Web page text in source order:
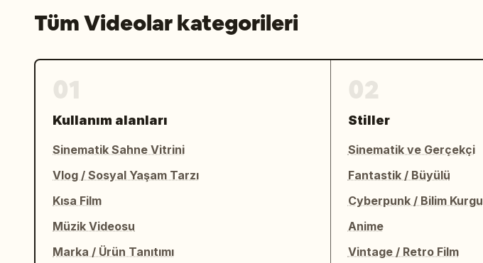
Tüm Videolar kategorileri
Kullanım alanları
Sinematik Sahne Vitrini
Vlog / Sosyal Yaşam Tarzı
Kısa Film
Müzik Videosu
Marka / Ürün Tanıtımı
Stiller
Sinematik ve Gerçekçi
Fantastik / Büyülü
Cyberpunk / Bilim Kurgu
Anime
Vintage / Retro Film